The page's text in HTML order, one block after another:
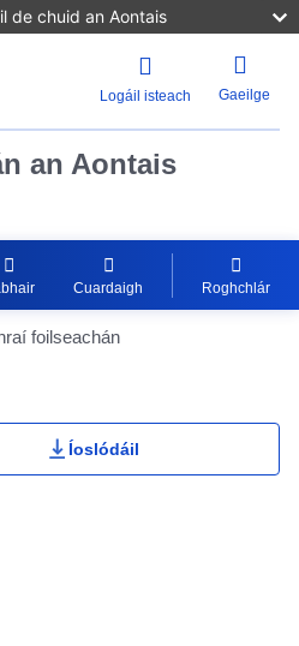
de chuid an Aontais
Logáil isteach Gaeilge
an Aontais
Cuardaigh Roghchlár
foilseachán
Portlet
Íoslódáil